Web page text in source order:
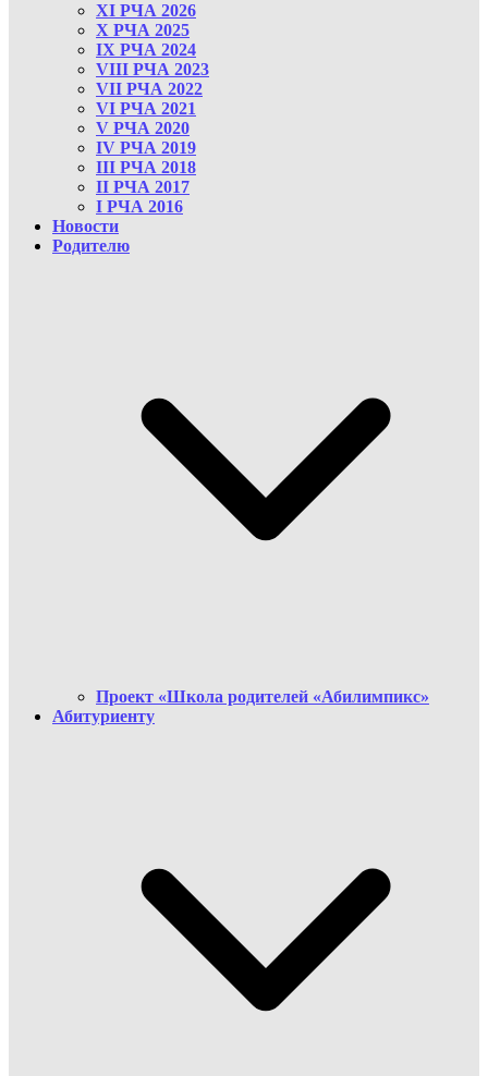
XI РЧА 2026
X РЧА 2025
IX РЧА 2024
VIII РЧА 2023
VII РЧА 2022
VI РЧА 2021
V РЧА 2020
IV РЧА 2019
III РЧА 2018
II РЧА 2017
I РЧА 2016
Новости
Родителю
Проект «Школа родителей «Абилимпикс»
Абитуриенту